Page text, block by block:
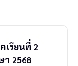
เรียนที่ 2
า 2568